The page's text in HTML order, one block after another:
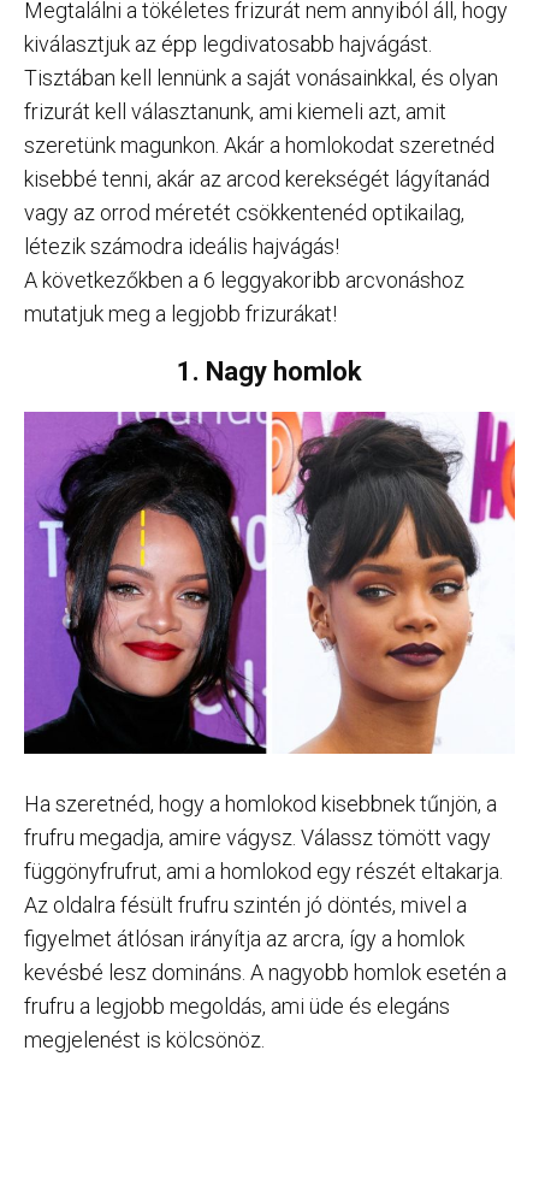
Megtalálni a tökéletes frizurát nem annyiból áll, hogy
kiválasztjuk az épp legdivatosabb hajvágást.
Tisztában kell lennünk a saját vonásainkkal, és olyan
frizurát kell választanunk, ami kiemeli azt, amit
szeretünk magunkon. Akár a homlokodat szeretnéd
kisebbé tenni, akár az arcod kerekségét lágyítanád
vagy az orrod méretét csökkentenéd optikailag,
létezik számodra ideális hajvágás!
A következőkben a 6 leggyakoribb arcvonáshoz
mutatjuk meg a legjobb frizurákat!
1. Nagy homlok
Ha szeretnéd, hogy a homlokod kisebbnek tűnjön, a
frufru megadja, amire vágysz. Válassz tömött vagy
függönyfrufrut, ami a homlokod egy részét eltakarja.
Az oldalra fésült frufru szintén jó döntés, mivel a
figyelmet átlósan irányítja az arcra, így a homlok
kevésbé lesz domináns. A nagyobb homlok esetén a
frufru a legjobb megoldás, ami üde és elegáns
megjelenést is kölcsönöz.